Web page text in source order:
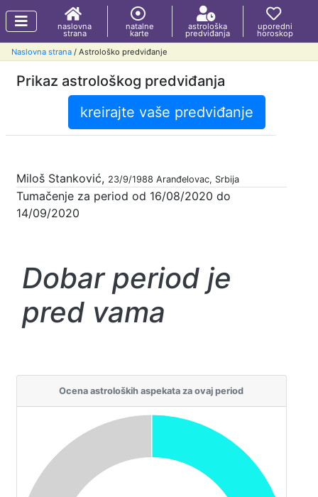
naslovna
strana
natalne
karte
astrološka
predviđanja
uporedni
horoskop
Naslovna strana / Astrološko predviđanje
Prikaz astrološkog predviđanja
kreirajte vaše predviđanje
Miloš Stanković, 23/9/1988 Aranđelovac, Srbija
Tumačenje za period od 16/08/2020 do
14/09/2020
Dobar period je
pred vama
Ocena astroloških aspekata za ovaj period